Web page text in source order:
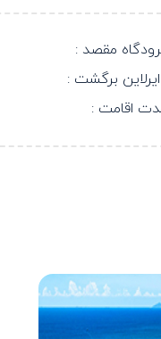
مقصد :
ایرلاین برگشت :
اقامت :